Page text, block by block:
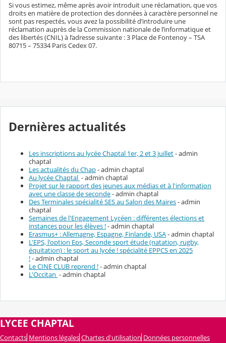
Si vous estimez, même après avoir introduit une réclamation, que vos
droits en matière de protection des données à caractère personnel ne
sont pas respectés, vous avez la possibilité d’introduire une
réclamation auprès de la Commission nationale de l’informatique et
des libertés (CNIL) à l’adresse suivante : 3 Place de Fontenoy – TSA
80715 – 75334 Paris Cedex 07.
Dernières actualités
Les inscriptions au lycée Chaptal 1er, 2 et 3 juillet- admin
chaptal
Les actualités du Chap- admin chaptal
Au lycée Chaptal - admin chaptal
Projet sur le rapport des jeunes aux médias et à l'information
avec une classe de seconde- admin chaptal
Des Terminales spécialité SES au Salon des Maires- admin
chaptal
Semaines de l'Engagement Lycéen : différentes élections et
instances pour les élèves !- admin chaptal
Erasmus+ : Allemagne, Espagne, Finlande, USA- admin chaptal
L'EPS, l'option Eps, Seconde sport étude (natation, rugby,
équitation) : le sport au lycée ! spécialité EPPCS en 2025
!- admin chaptal
Le CINE CLUB reprend !- admin chaptal
L'Occitan - admin chaptal
LYCEE CHAPTAL
Contacts Mentions légales Chartes d'utilisation Données personnelles